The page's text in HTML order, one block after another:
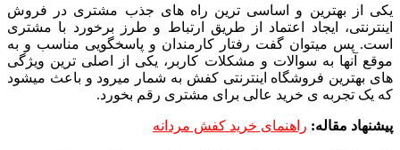
یکی از بهترین و اساسی ترین راه های جذب مشتری در فروش
اینترنتی، ایجاد اعتماد از طریق ارتباط و طرز برخورد با مشتری
است. پس میتوان گفت رفتار کارمندان و پاسخگویی مناسب و به
موقع آنها به سوالات و مشکلات کاربر، یکی از اصلی ترین ویژگی
های بهترین فروشگاه اینترنتی کفش به شمار میرود و باعث میشود
که یک تجربه ی خرید عالی برای مشتری رقم بخورد.
پیشنهاد مقاله: راهنمای خرید کفش مردانه